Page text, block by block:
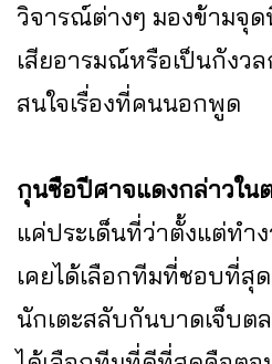
วิจารณ์ต่างๆ มองข้ามจุด
เสียอารมณ์หรือเป็นกังว
สนใจเรื่องที่คนนอกพูด
กุนซือปีศาจแดงกล่าวใน
แค่ประเด็นที่ว่าตั้งแต่ทำ
เคยได้เลือกทีมที่ชอบที่สุ
นักเตะสลับกันบาดเจ็บต